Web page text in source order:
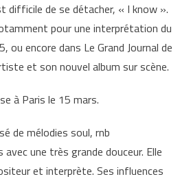
difficile de se détacher, « I know ».
pour une interprétation du
ou encore dans Le Grand Journal de
et son nouvel album sur scène.
à Paris le 15 mars.
de mélodies soul, rnb
une très grande douceur. Elle
et interprète. Ses influences